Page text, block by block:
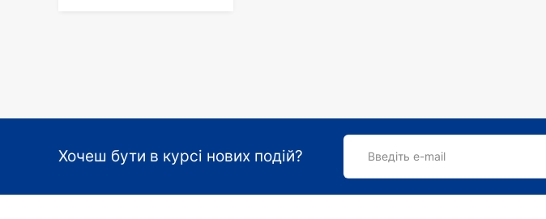
Хочеш бути в курсі нових подій? Введіть e-mail